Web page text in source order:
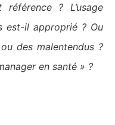
? L’usage
est-il approprié ? Ou
des malentendus ?
en santé » ?